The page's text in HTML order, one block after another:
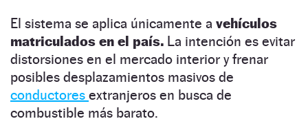
El sistema se aplica únicamente a vehículos
matriculados en el país. La intención es evitar
distorsiones en el mercado interior y frenar
posibles desplazamientos masivos de
conductores extranjeros en busca de
combustible más barato.